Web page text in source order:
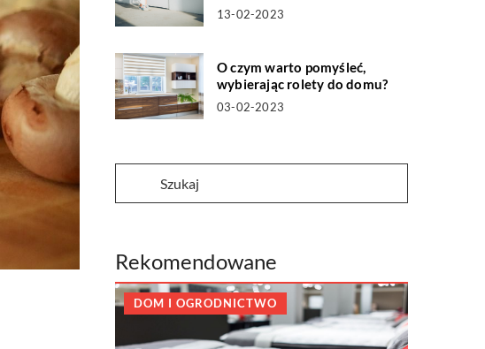
13-02-2023
O czym warto pomyśleć,
wybierając rolety do domu?
03-02-2023
Rekomendowane
DOM I OGRODNICTWO